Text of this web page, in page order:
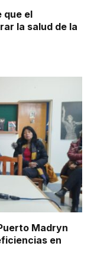
que el
la salud de la
Madryn
en